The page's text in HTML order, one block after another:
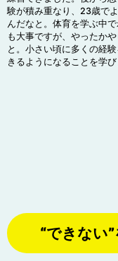
験が積み重なり、23歳で
んだなと。体育を学ぶ中
も大事ですが、やったか
と。小さい頃に多くの経
きるようになることを学び
“できない